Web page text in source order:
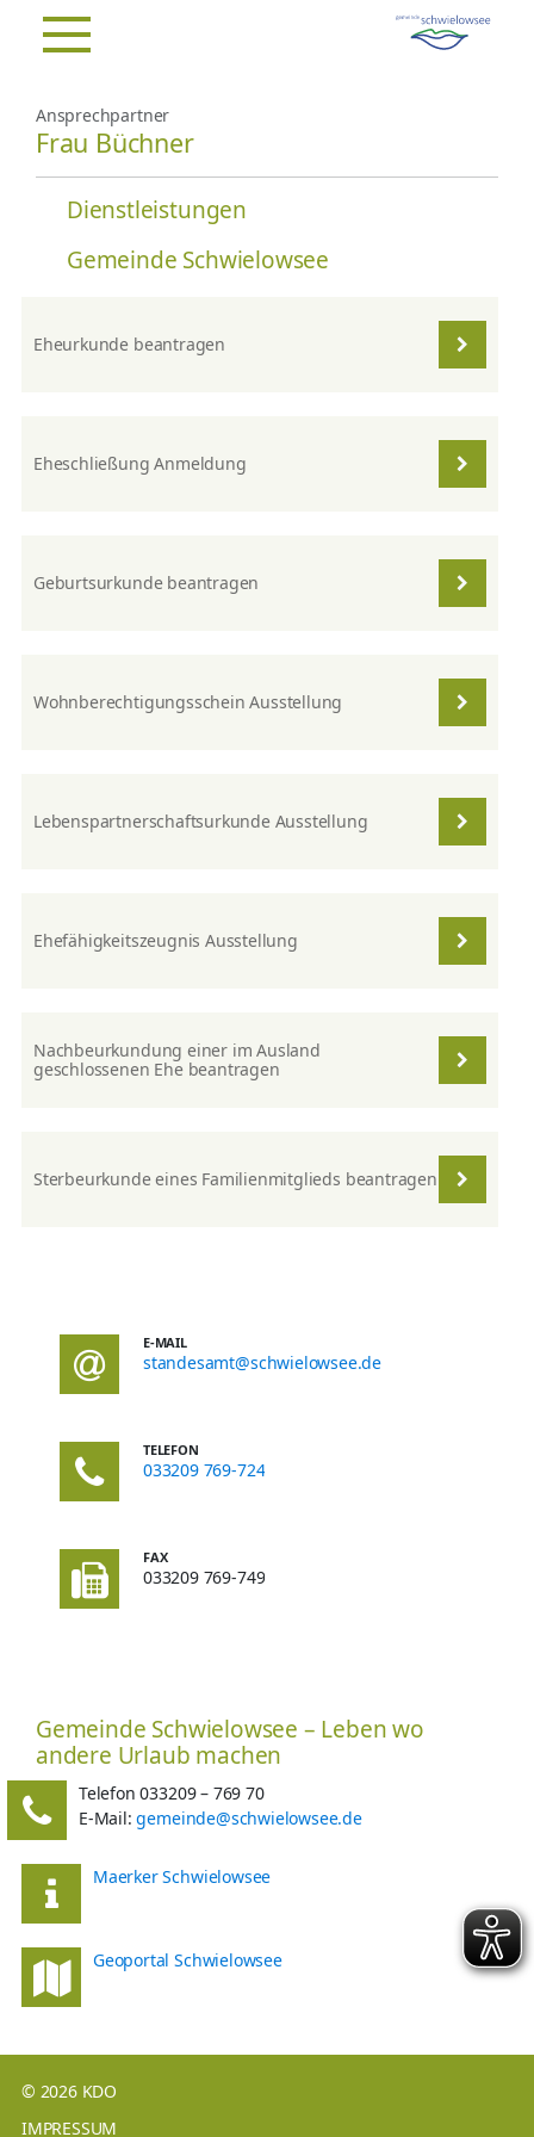
Ansprechpartner
Frau Büchner
Dienstleistungen
Gemeinde Schwielowsee
Eheurkunde beantragen
Eheschließung Anmeldung
Geburtsurkunde beantragen
Wohnberechtigungsschein Ausstellung
Lebenspartnerschaftsurkunde Ausstellung
Ehefähigkeitszeugnis Ausstellung
Nachbeurkundung einer im Ausland
geschlossenen Ehe beantragen
Sterbeurkunde eines Familienmitglieds beantragen
E-MAIL
standesamt@schwielowsee.de
TELEFON
033209 769-724
FAX
033209 769-749
Gemeinde Schwielowsee – Leben wo
andere Urlaub machen
Telefon 033209 – 769 70
E-Mail:gemeinde@schwielowsee.de
Maerker Schwielowsee
Geoportal Schwielowsee
© 2026 KDO
IMPRESSUM